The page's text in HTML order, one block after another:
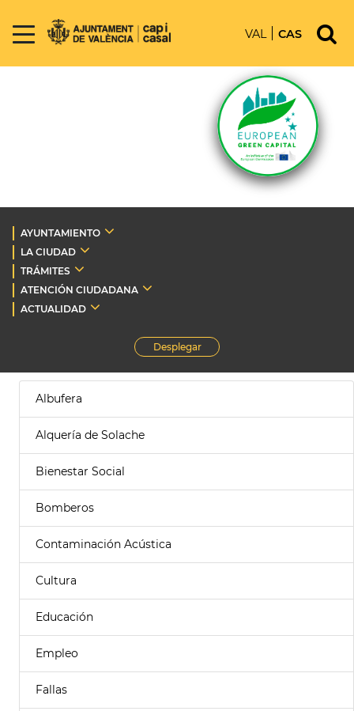
VAL CAS
AYUNTAMIENTO
LA CIUDAD
TRÁMITES
ATENCIÓN CIUDADANA
ACTUALIDAD
Desplegar
Albufera
Alquería de Solache
Bienestar Social
Bomberos
Contaminación Acústica
Cultura
Educación
Empleo
Fallas